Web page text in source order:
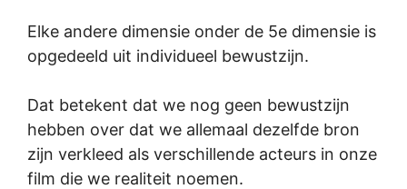
Elke andere dimensie onder de 5e dimensie is
opgedeeld uit individueel bewustzijn.
Dat betekent dat we nog geen bewustzijn
hebben over dat we allemaal dezelfde bron
zijn verkleed als verschillende acteurs in onze
film die we realiteit noemen.